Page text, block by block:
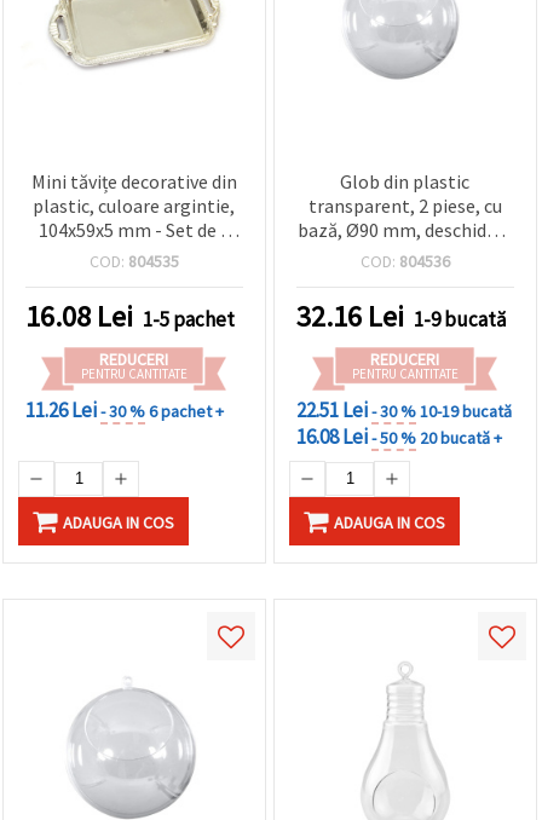
Mini tăvițe decorative din
plastic, culoare argintie,
104x59x5 mm - Set de 3
bucăți
COD: 804535
16.08 Lei 1-5 pachet
REDUCERI
PENTRU CANTITATE
11.26 Lei- 30 %6 pachet +
ADAUGA IN COS
Glob din plastic
transparent, 2 piese, cu
bază, Ø90 mm, deschidere
45 mm
COD: 804536
32.16 Lei 1-9 bucată
REDUCERI
PENTRU CANTITATE
22.51 Lei- 30 %10-19 bucată
16.08 Lei- 50 % 20 bucată +
ADAUGA IN COS